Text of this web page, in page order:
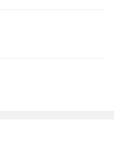
定就是爱